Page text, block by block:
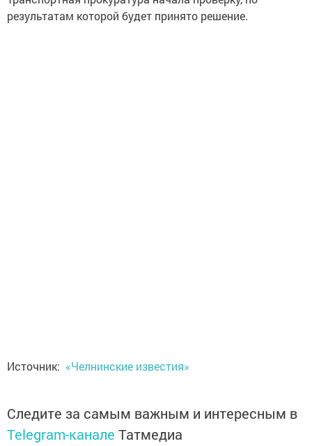
результатам которой будет принято решение.
Источник: «Челнинские известия»
Следите за самым важным и интересным в
Telegram-канале Татмедиа